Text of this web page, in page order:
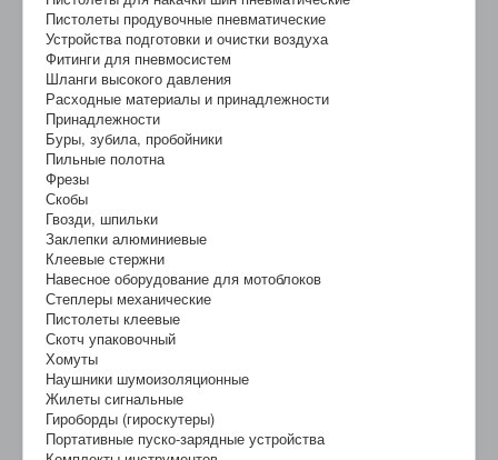
Пистолеты продувочные пневматические
Устройства подготовки и очистки воздуха
Фитинги для пневмосистем
Шланги высокого давления
Расходные материалы и принадлежности
Принадлежности
Буры, зубила, пробойники
Пильные полотна
Фрезы
Скобы
Гвозди, шпильки
Заклепки алюминиевые
Клеевые стержни
Навесное оборудование для мотоблоков
Степлеры механические
Пистолеты клеевые
Скотч упаковочный
Хомуты
Наушники шумоизоляционные
Жилеты сигнальные
Гироборды (гироскутеры)
Портативные пуско-зарядные устройства